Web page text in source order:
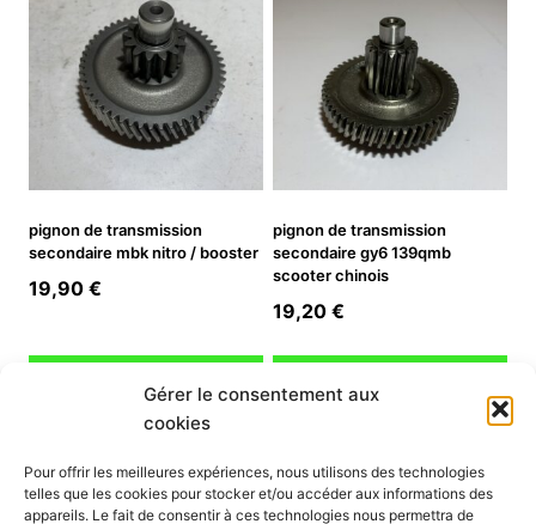
Gérer le consentement aux
cookies
Pour offrir les meilleures expériences, nous utilisons des technologies
telles que les cookies pour stocker et/ou accéder aux informations des
appareils. Le fait de consentir à ces technologies nous permettra de
pignon de transmission
secondaire mbk nitro / booster
19,90 €
pignon de transmission
secondaire gy6 139qmb
scooter chinois
19,20 €
INFORMATION
Mon compte